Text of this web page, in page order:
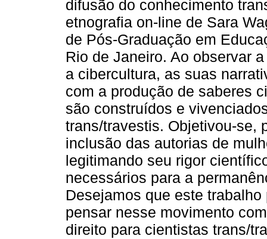
difusão do conhecimento
etnografia on-line de Sara
de Pós-Graduação em
Rio de Janeiro. Ao observar
a cibercultura, as suas
com a produção de saberes
são construídos e
trans/travestis. Objetivou-se,
inclusão das autorias de
legitimando seu rigor
necessários para a
Desejamos que este
pensar nesse movimento
direito para cientistas trans/